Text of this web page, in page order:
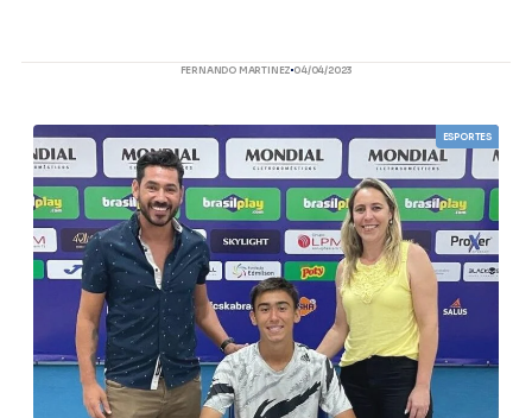
FERNANDO MARTINEZ 04/04/2023
ESPORTES